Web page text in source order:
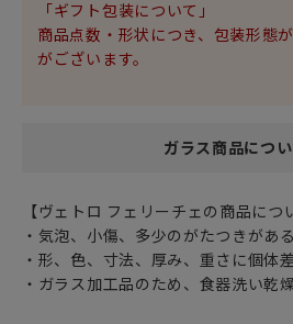
少し個性が強い派手なキラキララメ
ーでも
食卓に並べると料理をひきたててく
飾り皿等インテリアオブジェとして
普段使いの器としても、おもてなし
テーブルコーディネートを想像力豊
おしゃれで遊び心溢れるガラス食器
「ギフト包装について」
商品点数・形状につき、包装形態
がございます。
ガラス商品につ
【ヴェトロ フェリーチェの商品につ
・気泡、小傷、多少のがたつきがあ
・形、色、寸法、厚み、重さに個体
・ガラス加工品のため、食器洗い乾